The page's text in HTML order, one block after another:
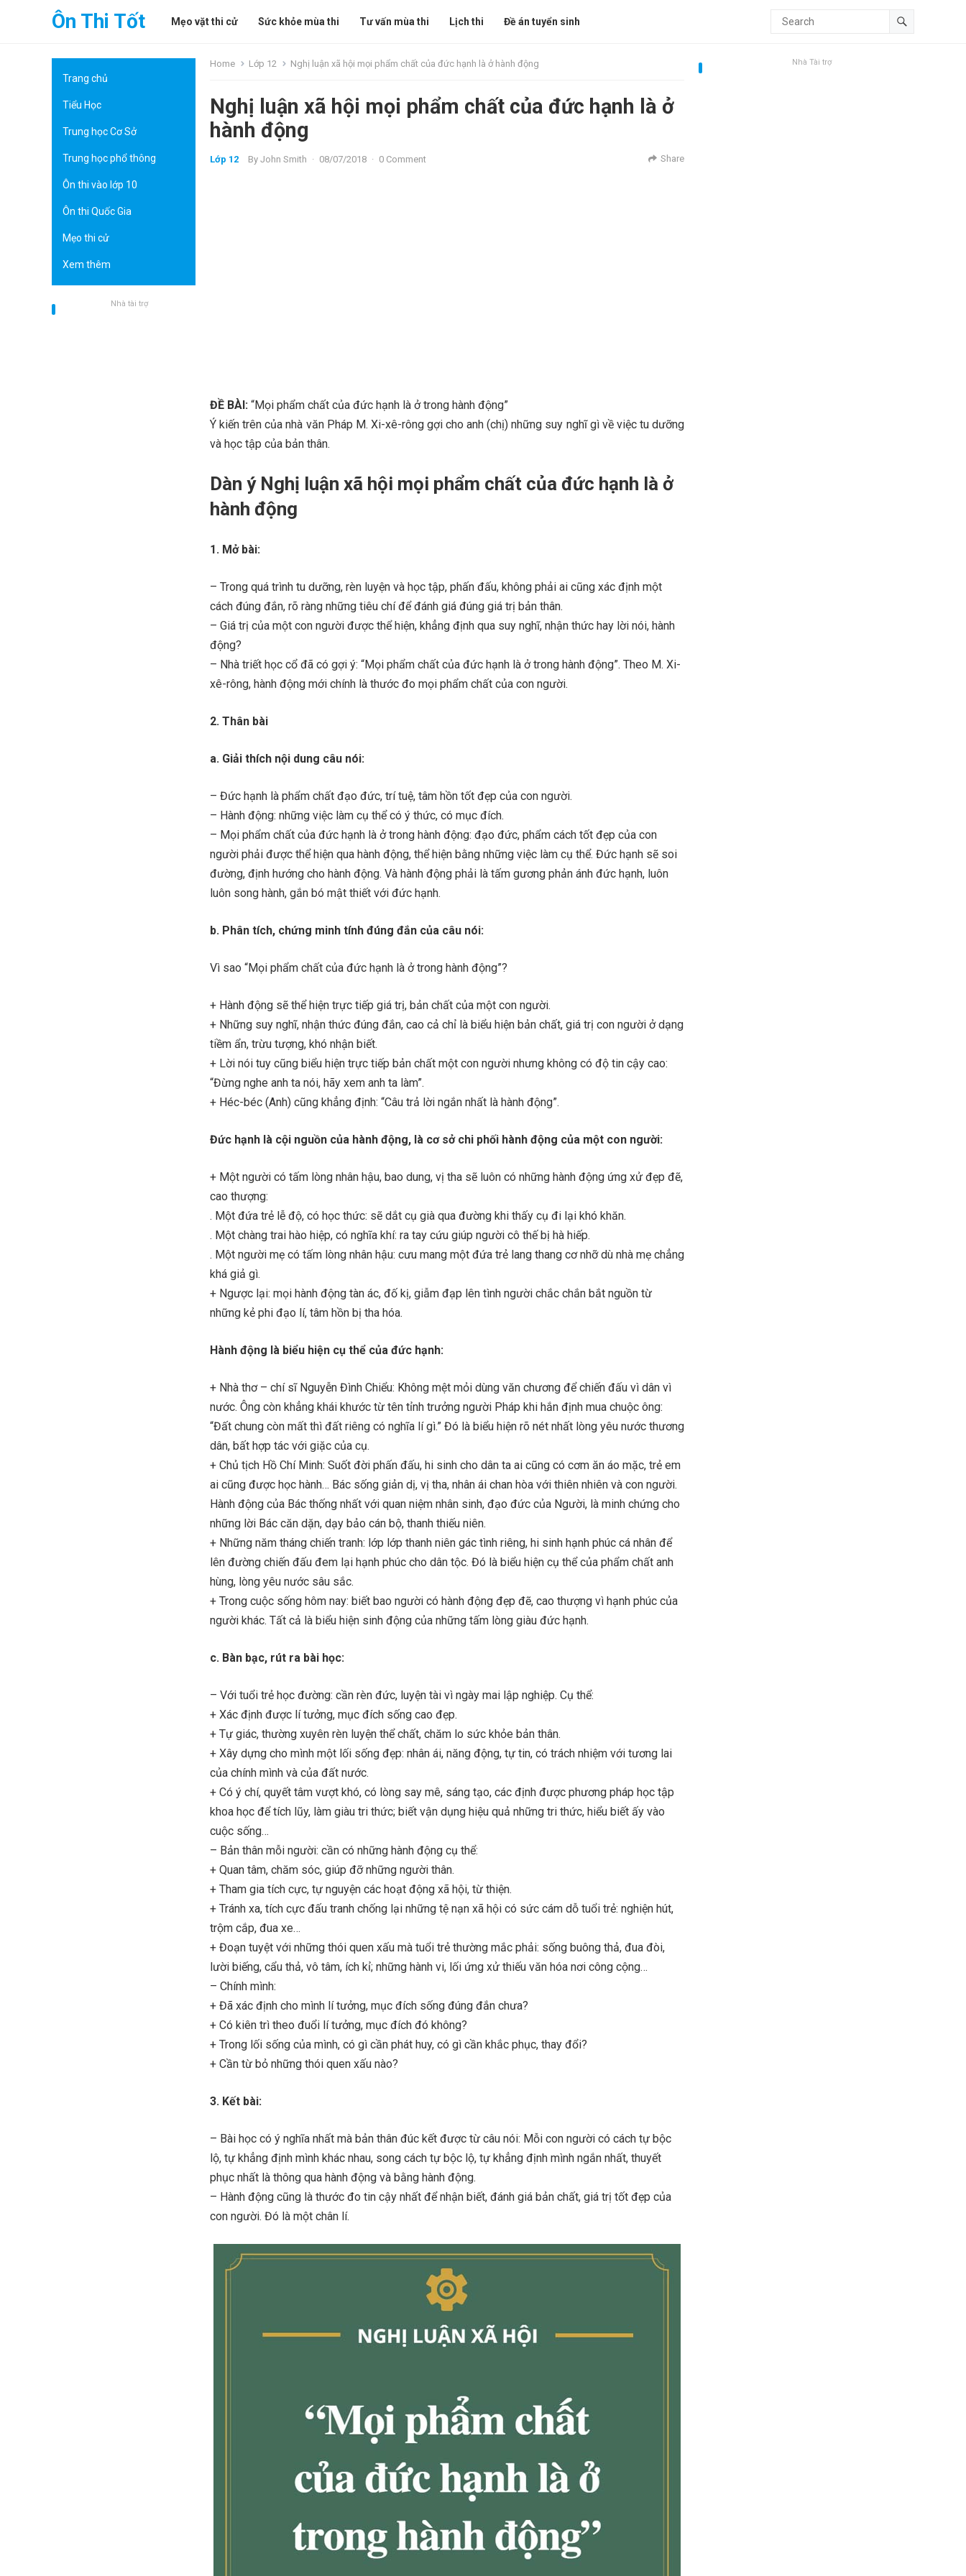
Ôn Thi Tốt Mẹo vặt thi cử Sức khỏe mùa thi Tư vấn mùa thi Lịch thi Đề án tuyển sinh
Trang chủ
Tiểu Học
Trung học Cơ Sở
Trung học phổ thông
Ôn thi vào lớp 10
Ôn thi Quốc Gia
Mẹo thi cử
Xem thêm
Nhà tài trợ
Home Lớp 12 Nghị luận xã hội mọi phẩm chất của đức hạnh là ở hành động
Nghị luận xã hội mọi phẩm chất của đức hạnh là ở
hành động
Lớp 12 By John Smith · 08/07/2018 · 0 Comment Share
ĐỀ BÀI: “Mọi phẩm chất của đức hạnh là ở trong hành động”
Ý kiến trên của nhà văn Pháp M. Xi-xê-rông gợi cho anh (chị) những suy nghĩ gì về việc tu dưỡng
và học tập của bản thân.
Dàn ý Nghị luận xã hội mọi phẩm chất của đức hạnh là ở
hành động
1. Mở bài:
– Trong quá trình tu dưỡng, rèn luyện và học tập, phấn đấu, không phải ai cũng xác định một
cách đúng đắn, rõ ràng những tiêu chí để đánh giá đúng giá trị bản thân.
– Giá trị của một con người được thể hiện, khẳng định qua suy nghĩ, nhận thức hay lời nói, hành
động?
– Nhà triết học cổ đã có gợi ý: “Mọi phẩm chất của đức hạnh là ở trong hành động”. Theo M. Xi-
xê-rông, hành động mới chính là thước đo mọi phẩm chất của con người.
2. Thân bài
a. Giải thích nội dung câu nói:
– Đức hạnh là phẩm chất đạo đức, trí tuệ, tâm hồn tốt đẹp của con người.
– Hành động: những việc làm cụ thể có ý thức, có mục đích.
– Mọi phẩm chất của đức hạnh là ở trong hành động: đạo đức, phẩm cách tốt đẹp của con
người phải được thể hiện qua hành động, thể hiện bằng những việc làm cụ thể. Đức hạnh sẽ soi
đường, định hướng cho hành động. Và hành động phải là tấm gương phản ánh đức hạnh, luôn
luôn song hành, gắn bó mật thiết với đức hạnh.
b. Phân tích, chứng minh tính đúng đắn của câu nói:
Vì sao “Mọi phẩm chất của đức hạnh là ở trong hành động”?
+ Hành động sẽ thể hiện trực tiếp giá trị, bản chất của một con người.
+ Những suy nghĩ, nhận thức đúng đắn, cao cả chỉ là biểu hiện bản chất, giá trị con người ở dạng
tiềm ẩn, trừu tượng, khó nhận biết.
+ Lời nói tuy cũng biểu hiện trực tiếp bản chất một con người nhưng không có độ tin cậy cao:
“Đừng nghe anh ta nói, hãy xem anh ta làm”.
+ Héc-béc (Anh) cũng khẳng định: “Câu trả lời ngắn nhất là hành động”.
Đức hạnh là cội nguồn của hành động, là cơ sở chi phối hành động của một con người:
+ Một người có tấm lòng nhân hậu, bao dung, vị tha sẽ luôn có những hành động ứng xử đẹp đẽ,
cao thượng:
. Một đứa trẻ lễ độ, có học thức: sẽ dắt cụ già qua đường khi thấy cụ đi lại khó khăn.
. Một chàng trai hào hiệp, có nghĩa khí: ra tay cứu giúp người cô thế bị hà hiếp.
. Một người mẹ có tấm lòng nhân hậu: cưu mang một đứa trẻ lang thang cơ nhỡ dù nhà mẹ chẳng
khá giả gì.
+ Ngược lại: mọi hành động tàn ác, đố kị, giẫm đạp lên tình người chắc chắn bắt nguồn từ
những kẻ phi đạo lí, tâm hồn bị tha hóa.
Hành động là biểu hiện cụ thể của đức hạnh:
+ Nhà thơ – chí sĩ Nguyễn Đình Chiểu: Không mệt mỏi dùng văn chương để chiến đấu vì dân vì
nước. Ông còn khẳng khái khước từ tên tỉnh trưởng người Pháp khi hắn định mua chuộc ông:
“Đất chung còn mất thì đất riêng có nghĩa lí gì.” Đó là biểu hiện rõ nét nhất lòng yêu nước thương
dân, bất hợp tác với giặc của cụ.
+ Chủ tịch Hồ Chí Minh: Suốt đời phấn đấu, hi sinh cho dân ta ai cũng có cơm ăn áo mặc, trẻ em
ai cũng được học hành… Bác sống giản dị, vị tha, nhân ái chan hòa với thiên nhiên và con người.
Hành động của Bác thống nhất với quan niệm nhân sinh, đạo đức của Người, là minh chứng cho
những lời Bác căn dặn, dạy bảo cán bộ, thanh thiếu niên.
+ Những năm tháng chiến tranh: lớp lớp thanh niên gác tình riêng, hi sinh hạnh phúc cá nhân để
lên đường chiến đấu đem lại hạnh phúc cho dân tộc. Đó là biểu hiện cụ thể của phẩm chất anh
hùng, lòng yêu nước sâu sắc.
+ Trong cuộc sống hôm nay: biết bao người có hành động đẹp đẽ, cao thượng vì hạnh phúc của
người khác. Tất cả là biểu hiện sinh động của những tấm lòng giàu đức hạnh.
c. Bàn bạc, rút ra bài học:
– Với tuổi trẻ học đường: cần rèn đức, luyện tài vì ngày mai lập nghiệp. Cụ thể:
+ Xác định được lí tưởng, mục đích sống cao đẹp.
+ Tự giác, thường xuyên rèn luyện thể chất, chăm lo sức khỏe bản thân.
+ Xây dựng cho mình một lối sống đẹp: nhân ái, năng động, tự tin, có trách nhiệm với tương lai
của chính mình và của đất nước.
+ Có ý chí, quyết tâm vượt khó, có lòng say mê, sáng tạo, các định được phương pháp học tập
khoa học để tích lũy, làm giàu tri thức; biết vận dụng hiệu quả những tri thức, hiểu biết ấy vào
cuộc sống…
– Bản thân mỗi người: cần có những hành động cụ thể:
+ Quan tâm, chăm sóc, giúp đỡ những người thân.
+ Tham gia tích cực, tự nguyện các hoạt động xã hội, từ thiện.
+ Tránh xa, tích cực đấu tranh chống lại những tệ nạn xã hội có sức cám dỗ tuổi trẻ: nghiện hút,
trộm cắp, đua xe…
+ Đoạn tuyệt với những thói quen xấu mà tuổi trẻ thường mắc phải: sống buông thả, đua đòi,
lười biếng, cẩu thả, vô tâm, ích kỉ; những hành vi, lối ứng xử thiếu văn hóa nơi công cộng…
– Chính mình:
+ Đã xác định cho mình lí tưởng, mục đích sống đúng đắn chưa?
+ Có kiên trì theo đuổi lí tưởng, mục đích đó không?
+ Trong lối sống của mình, có gì cần phát huy, có gì cần khắc phục, thay đổi?
+ Cần từ bỏ những thói quen xấu nào?
3. Kết bài:
– Bài học có ý nghĩa nhất mà bản thân đúc kết được từ câu nói: Mỗi con người có cách tự bộc
lộ, tự khẳng định mình khác nhau, song cách tự bộc lộ, tự khẳng định mình ngắn nhất, thuyết
phục nhất là thông qua hành động và bằng hành động.
– Hành động cũng là thước đo tin cậy nhất để nhận biết, đánh giá bản chất, giá trị tốt đẹp của
con người. Đó là một chân lí.
Nhà Tài trợ